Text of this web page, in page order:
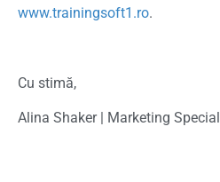
www.trainingsoft1.ro.
Cu stimă,
Alina Shaker | Marketing